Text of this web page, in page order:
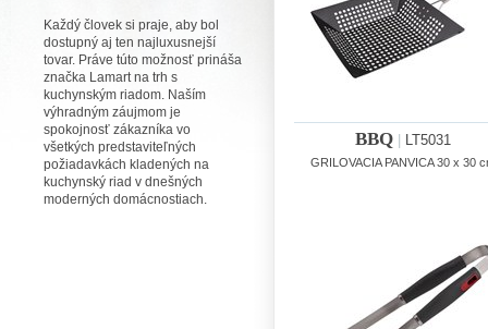
Každý človek si praje, aby bol
dostupný aj ten najluxusnejší
tovar. Práve túto možnosť prináša
značka Lamart na trh s
kuchynským riadom. Naším
výhradným záujmom je
spokojnosť zákazníka vo
všetkých predstaviteľných
požiadavkách kladených na
kuchynský riad v dnešných
moderných domácnostiach.
BBQ LT5031
GRILOVACIA PANVICA 30 x 30